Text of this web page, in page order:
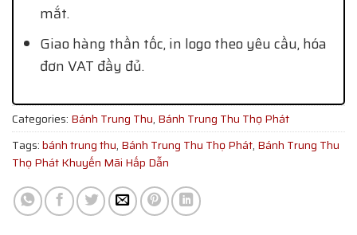
mắt.
Giao hàng thần tốc, in logo theo yêu cầu, hóa
đơn VAT đầy đủ.
Categories: Bánh Trung Thu, Bánh Trung Thu Thọ Phát
Tags:bánh trung thu, Bánh Trung Thu Thọ Phát, Bánh Trung Thu
Thọ Phát Khuyến Mãi Hấp Dẫn